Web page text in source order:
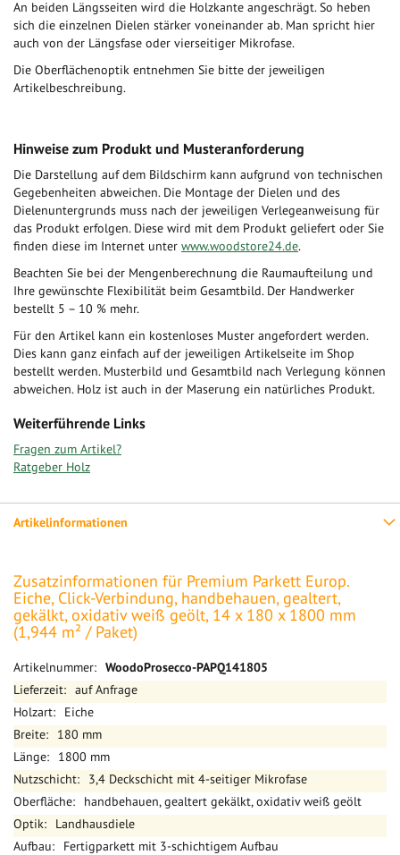
An beiden Längsseiten wird die Holzkante angeschrägt. So heben
sich die einzelnen Dielen stärker voneinander ab. Man spricht hier
auch von der Längsfase oder vierseitiger Mikrofase.
Die Oberflächenoptik entnehmen Sie bitte der jeweiligen
Artikelbeschreibung.
Hinweise zum Produkt und Musteranforderung
Die Darstellung auf dem Bildschirm kann aufgrund von technischen
Gegebenheiten abweichen. Die Montage der Dielen und des
Dielenuntergrunds muss nach der jeweiligen Verlegeanweisung für
das Produkt erfolgen. Diese wird mit dem Produkt geliefert oder Sie
finden diese im Internet unter www.woodstore24.de.
Beachten Sie bei der Mengenberechnung die Raumaufteilung und
Ihre gewünschte Flexibilität beim Gesamtbild. Der Handwerker
bestellt 5 – 10 % mehr.
Für den Artikel kann ein kostenloses Muster angefordert werden.
Dies kann ganz einfach auf der jeweiligen Artikelseite im Shop
bestellt werden. Musterbild und Gesamtbild nach Verlegung können
abweichen. Holz ist auch in der Maserung ein natürliches Produkt.
Weiterführende Links
Fragen zum Artikel?
Ratgeber Holz
Artikelinformationen
Zusatzinformationen für Premium Parkett Europ.
Eiche, Click-Verbindung, handbehauen, gealtert,
gekälkt, oxidativ weiß geölt, 14 x 180 x 1800 mm
(1,944 m² / Paket)
Mehr
Informationen
WoodoProsecco-PAPQ141805
auf Anfrage
Eiche
180 mm
1800 mm
3,4 Deckschicht mit 4-seitiger Mikrofase
handbehauen, gealtert gekälkt, oxidativ weiß geölt
Landhausdiele
Fertigparkett mit 3-schichtigem Aufbau